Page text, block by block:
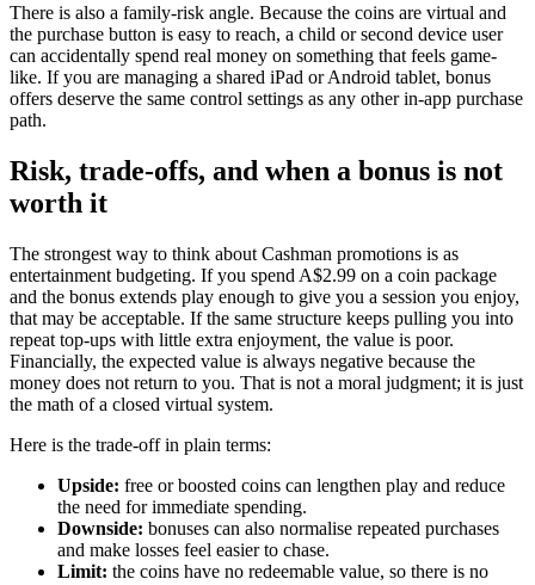
There is also a family-risk angle. Because the coins are virtual and
the purchase button is easy to reach, a child or second device user
can accidentally spend real money on something that feels game-
like. If you are managing a shared iPad or Android tablet, bonus
offers deserve the same control settings as any other in-app purchase
path.
Risk, trade-offs, and when a bonus is not
worth it
The strongest way to think about Cashman promotions is as
entertainment budgeting. If you spend A$2.99 on a coin package
and the bonus extends play enough to give you a session you enjoy,
that may be acceptable. If the same structure keeps pulling you into
repeat top-ups with little extra enjoyment, the value is poor.
Financially, the expected value is always negative because the
money does not return to you. That is not a moral judgment; it is just
the math of a closed virtual system.
Here is the trade-off in plain terms:
Upside: free or boosted coins can lengthen play and reduce
the need for immediate spending.
Downside: bonuses can also normalise repeated purchases
and make losses feel easier to chase.
Limit: the coins have no redeemable value, so there is no